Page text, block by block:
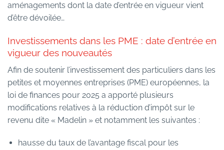
aménagements dont la date d’entrée en vigueur vient
d’être dévoilée…
Investissements dans les PME : date d’entrée en
vigueur des nouveautés
Afin de soutenir l’investissement des particuliers dans les
petites et moyennes entreprises (PME) européennes, la
loi de finances pour 2025 a apporté plusieurs
modifications relatives à la réduction d’impôt sur le
revenu dite « Madelin » et notamment les suivantes :
hausse du taux de l’avantage fiscal pour les